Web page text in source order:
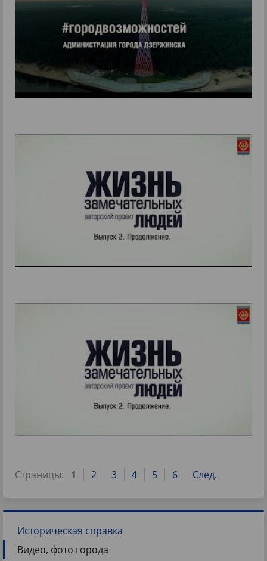
Страницы: 1 2 3 4 5 6 След.
Историческая справка
Видео, фото города